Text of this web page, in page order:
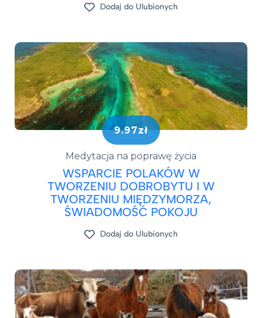
Dodaj do Ulubionych
9.97zł
Medytacja na poprawę życia
WSPARCIE POLAKÓW W
TWORZENIU DOBROBYTU I W
TWORZENIU MIĘDZYMORZA,
ŚWIADOMOŚĆ POKOJU
Dodaj do Ulubionych